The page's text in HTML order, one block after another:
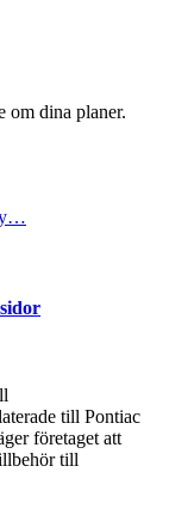
om dina planer.
till Pontiac
företaget att
till